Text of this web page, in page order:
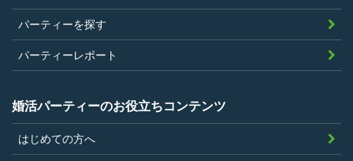
パーティーを探す
パーティーレポート
婚活パーティーのお役立ちコンテンツ
はじめての方へ